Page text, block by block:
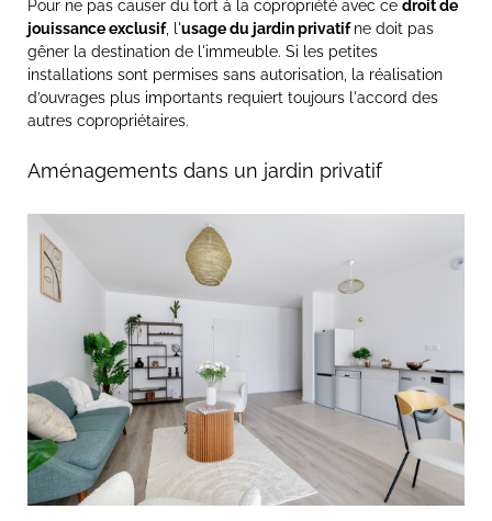
Pour ne pas causer du tort à la copropriété avec ce droit de
jouissance exclusif, l'usage du jardin privatifne doit pas
gêner la destination de l'immeuble. Si les petites
installations sont permises sans autorisation, la réalisation
d’ouvrages plus importants requiert toujours l'accord des
autres copropriétaires.
Aménagements dans un jardin privatif